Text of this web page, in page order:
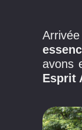
avons
Esprit